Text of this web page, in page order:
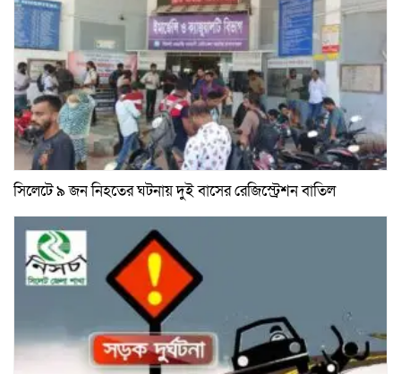
সিলেটে ৯ জন নিহতের ঘটনায় দুই বাসের রেজিস্ট্রেশন বাতিল